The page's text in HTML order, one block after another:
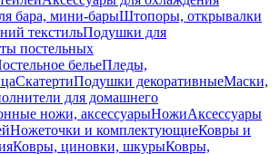
бара, мини-барыШтопоры, открывалки
текстильПодушки для
постельных
бельеПледы,
СкатертиПодушки декоративныеМаски,
для домашнего
ножи, аксессуарыНожиАксессуары
Ножеточки и комплектующиеКовры и
Ковры, циновки, шкурыКовры,